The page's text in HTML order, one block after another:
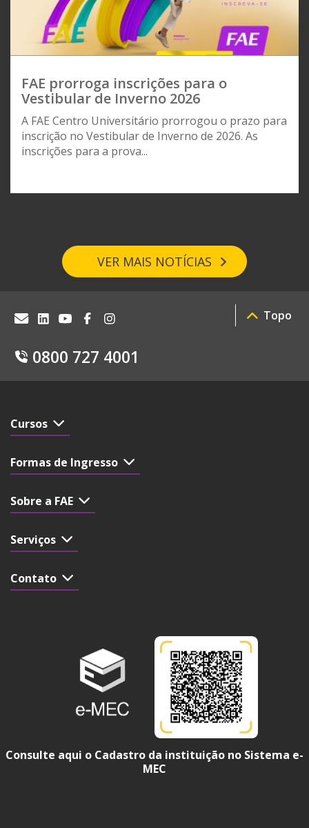
FAE prorroga inscrições para o
Vestibular de Inverno 2026
A FAE Centro Universitário prorrogou o prazo para
inscrição no Vestibular de Inverno de 2026. As
inscrições para a prova...
VER MAIS NOTÍCIAS
0800 727 4001
Topo
Cursos
Formas de Ingresso
Sobre a FAE
Serviços
Contato
Consulte aqui o Cadastro da instituição no Sistema e-
MEC